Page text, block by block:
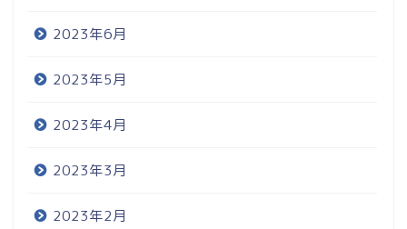
2023年6月
2023年5月
2023年4月
2023年3月
2023年2月